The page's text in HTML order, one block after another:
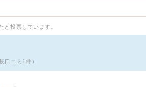
と投票しています。
口コミ1件）